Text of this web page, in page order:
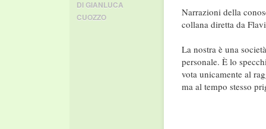
Narrazioni della
collana diretta da
La nostra è una
personale. È lo
vota unicamente al
ma al tempo stesso
DI GIANLUCA
CUOZZO